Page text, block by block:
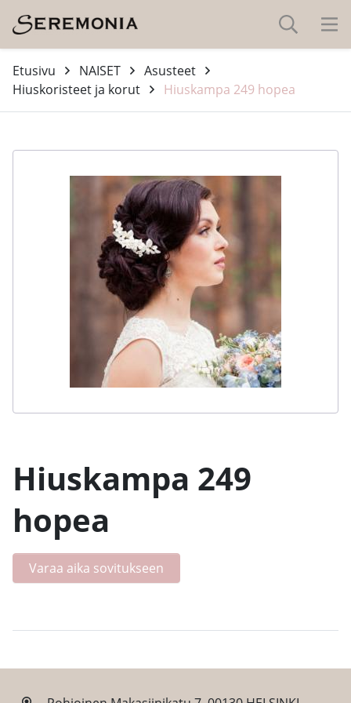
Etusivu NAISET
Asusteet
Hiuskoristeet ja korut
Hiuskampa 249 hopea
Hiuskampa 249
hopea
Varaa aika sovitukseen